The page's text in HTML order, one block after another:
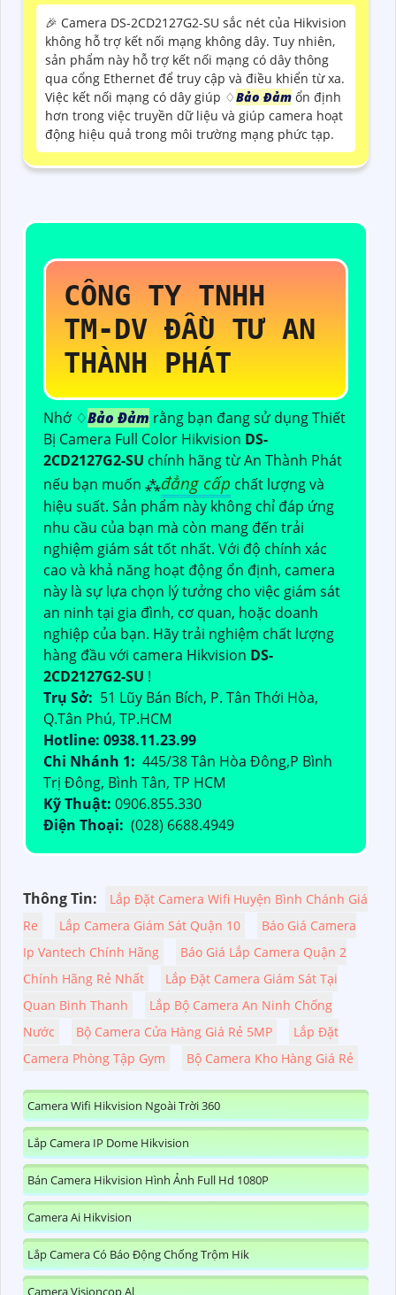
️🎉 Camera DS-2CD2127G2-SU sắc nét của Hikvision
không hỗ trợ kết nối mạng không dây. Tuy nhiên,
sản phẩm này hỗ trợ kết nối mạng có dây thông
qua cổng Ethernet để truy cập và điều khiển từ xa.
Việc kết nối mạng có dây giúp ♢Bảo Đảm ổn định
hơn trong việc truyền dữ liệu và giúp camera hoạt
động hiệu quả trong môi trường mạng phức tạp.
CÔNG TY TNHH
TM-DV ĐẦU TƯ AN
THÀNH PHÁT
Nhớ ♢Bảo Đảm rằng bạn đang sử dụng Thiết
Bị Camera Full Color Hikvision DS-
2CD2127G2-SU chính hãng từ An Thành Phát
nếu bạn muốn ⁂đẳng cấp chất lượng và
hiệu suất. Sản phẩm này không chỉ đáp ứng
nhu cầu của bạn mà còn mang đến trải
nghiệm giám sát tốt nhất. Với độ chính xác
cao và khả năng hoạt động ổn định, camera
này là sự lựa chọn lý tưởng cho việc giám sát
an ninh tại gia đình, cơ quan, hoặc doanh
nghiệp của bạn. Hãy trải nghiệm chất lượng
hàng đầu với camera Hikvision DS-
2CD2127G2-SU !
Trụ Sở: 51 Lũy Bán Bích, P. Tân Thới Hòa,
Q.Tân Phú, TP.HCM
Hotline: 0938.11.23.99
Chi Nhánh 1: 445/38 Tân Hòa Đông,P Bình
Trị Đông, Bình Tân, TP HCM
Kỹ Thuật: 0906.855.330
Điện Thoại: (028) 6688.4949
Thông Tin:
Lắp Đặt Camera Wifi Huyện Bình Chánh Giá
Re
Lắp Camera Giám Sát Quận 10
Báo Giá Camera
Ip Vantech Chính Hãng
Báo Giá Lắp Camera Quận 2
Chính Hãng Rẻ Nhất
Lắp Đặt Camera Giám Sát Tại
Quan Binh Thanh
Lắp Bộ Camera An Ninh Chống
Nước
Bộ Camera Cửa Hàng Giá Rẻ 5MP
Lắp Đặt
Camera Phòng Tập Gym
Bộ Camera Kho Hàng Giá Rẻ
Camera Wifi Hikvision Ngoài Trời 360
Lắp Camera IP Dome Hikvision
Bán Camera Hikvision Hình Ảnh Full Hd 1080P
Camera Ai Hikvision
Lắp Camera Có Báo Động Chống Trộm Hik
Camera Visioncop Al